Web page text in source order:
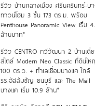
รีวิว บ้านกลางเมือง ศรีนครินทร์-บ
ทาวน์โฮม 3 ชั้น 173 ตร.ม. พร้อม
Penthouse Panoramic View เริ่ม
ล้านบาท*
รีวิว CENTRO ทวีวัฒนา 2 บ้านเดี่
สไตล์ Modern Neo Classic ที่ดินใ
100 ตร.ว. + ทำเลเชื่อมบางแค ใกล้
รร.อัสสัมชัญ ธนบุรี และ The Mall
บางแค เริ่ม 10.9 ล้าน*